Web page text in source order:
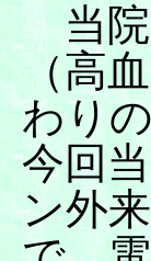
当院
（高
わり
今回
ン外